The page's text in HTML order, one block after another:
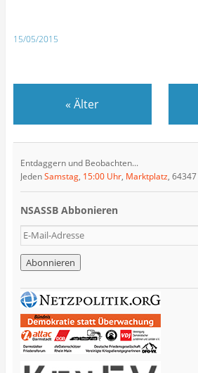
15/05/2015
« Älter
Entdaggern und Beobachten...
JedenSamstag, 15:00 Uhr, Marktplatz, 64347
NSASSB Abbonieren
E
-
M
a
i
l
-
A
d
r
e